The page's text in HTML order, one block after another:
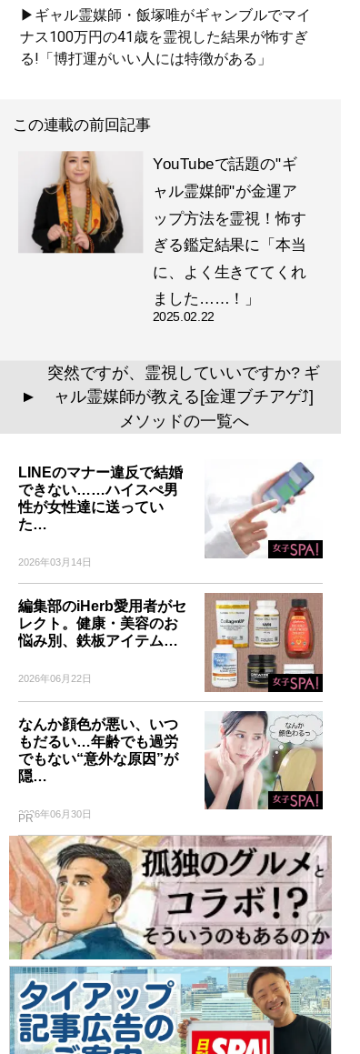
▶ギャル霊媒師・飯塚唯がギャンブルでマイ
ナス100万円の41歳を霊視した結果が怖すぎ
る!「博打運がいい人には特徴がある」
この連載の前回記事
YouTubeで話題の"ギ
ャル霊媒師"が金運ア
ップ方法を霊視！怖す
ぎる鑑定結果に「本当
に、よく生きててくれ
ました……！」
2025.02.22
▲
突然ですが、霊視していいですか? ギ
ャル霊媒師が教える[金運ブチアゲ⤴]
メソッドの一覧へ
LINEのマナー違反で結婚
できない……ハイスぺ男
性が女性達に送ってい
た…
2026年03月14日
編集部のiHerb愛用者がセ
レクト。健康・美容のお
悩み別、鉄板アイテム…
2026年06月22日
なんか顔色が悪い、いつ
もだるい…年齢でも過労
でもない“意外な原因”が
隠…
2026年06月30日
PR